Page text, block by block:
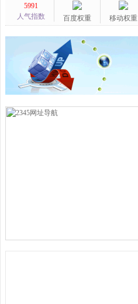
5991
人气指数
百度权重 移动权重